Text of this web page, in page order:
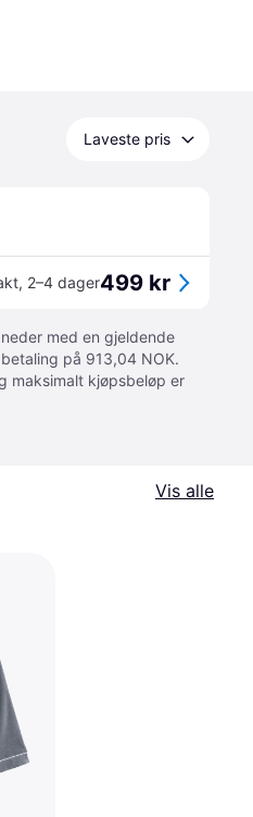
Laveste pris
, 2–4 dager499 kr
med en gjeldende
på 913,04 NOK.
maksimalt kjøpsbeløp er
Vis alle